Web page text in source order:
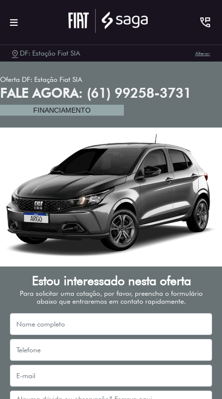
DF: Estação Fiat SIA Alterar
Oferta DF: Estação Fiat SIA
FALE AGORA: (61) 99258-3731
FINANCIAMENTO
Estou interessado nesta oferta
Para solicitar uma cotação, por favor, preencha o formulário
abaixo que entraremos em contato rapidamente.